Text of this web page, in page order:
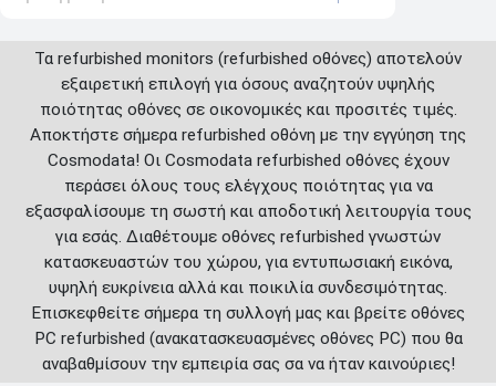
Τα refurbished monitors (refurbished οθόνες) αποτελούν
εξαιρετική επιλογή για όσους αναζητούν υψηλής
ποιότητας οθόνες σε οικονομικές και προσιτές τιμές.
Αποκτήστε σήμερα refurbished οθόνη με την εγγύηση της
Cosmodata! Οι Cosmodata refurbished οθόνες έχουν
περάσει όλους τους ελέγχους ποιότητας για να
εξασφαλίσουμε τη σωστή και αποδοτική λειτουργία τους
για εσάς. Διαθέτουμε οθόνες refurbished γνωστών
κατασκευαστών του χώρου, για εντυπωσιακή εικόνα,
υψηλή ευκρίνεια αλλά και ποικιλία συνδεσιμότητας.
Επισκεφθείτε σήμερα τη συλλογή μας και βρείτε οθόνες
PC refurbished (ανακατασκευασμένες οθόνες PC) που θα
αναβαθμίσουν την εμπειρία σας σα να ήταν καινούριες!